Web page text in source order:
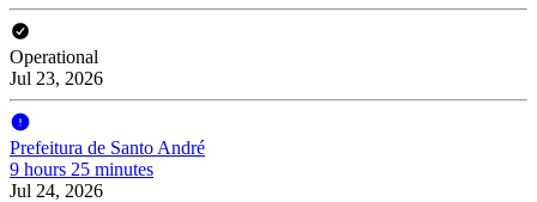
Operational
Jul 23, 2026
Prefeitura de Santo André
9 hours 25 minutes
Jul 24, 2026